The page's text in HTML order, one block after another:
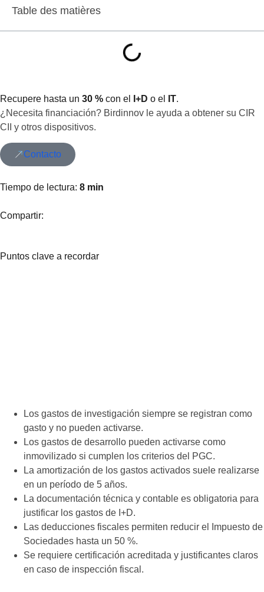
Table des matières
Recupere hasta un 30 % con el I+D o el IT.
¿Necesita financiación? Birdinnov le ayuda a obtener su CIR
CII y otros dispositivos.
Contacto
Tiempo de lectura: 8 min
Compartir:
Puntos clave a recordar
Los gastos de investigación siempre se registran como
gasto y no pueden activarse.
Los gastos de desarrollo pueden activarse como
inmovilizado si cumplen los criterios del PGC.
La amortización de los gastos activados suele realizarse
en un período de 5 años.
La documentación técnica y contable es obligatoria para
justificar los gastos de I+D.
Las deducciones fiscales permiten reducir el Impuesto de
Sociedades hasta un 50 %.
Se requiere certificación acreditada y justificantes claros
en caso de inspección fiscal.